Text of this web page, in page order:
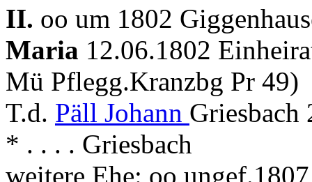
II. oo um 1802
Maria 12.06.1802
Mü Pflegg.Kranzbg Pr 49)
T.d. Päll Johann Griesbach
* . . . . Griesbach
weitere Ehe: oo